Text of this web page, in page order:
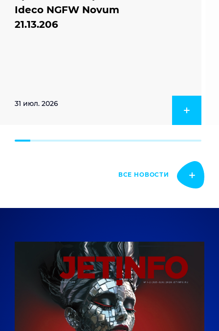
Ideco NGFW Novum
21.13.206
31 июл. 2026
ВСЕ НОВОСТИ